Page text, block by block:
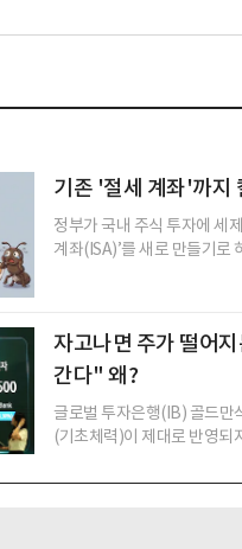
기존 '절세 계좌'까지
정부가 국내 주식 투자에 세
계좌(ISA)’를 새로 만들기로
자고나면 주가 떨어
간다" 왜?
글로벌 투자은행(IB) 골드만
(기초체력)이 제대로 반영되